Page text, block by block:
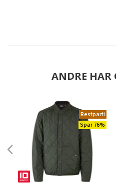
ANDRE HAR
Restparti
Spar 76%